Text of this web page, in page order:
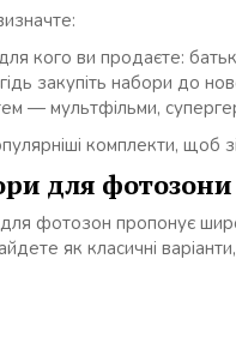
кого ви продаєте:
закупіть набори до
— мультфільми,
комплекти, щоб
для
фотозон пропонує
як класичні